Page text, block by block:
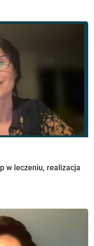
w leczeniu, realizacja